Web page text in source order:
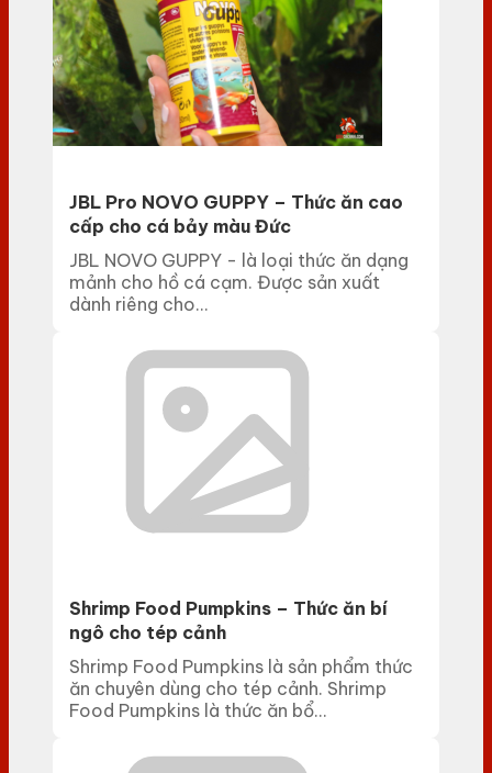
JBL Pro NOVO GUPPY – Thức ăn cao
cấp cho cá bảy màu Đức
JBL NOVO GUPPY - là loại thức ăn dạng
mảnh cho hồ cá cạm. Được sản xuất
dành riêng cho...
Shrimp Food Pumpkins – Thức ăn bí
ngô cho tép cảnh
Shrimp Food Pumpkins là sản phẩm thức
ăn chuyên dùng cho tép cảnh. Shrimp
Food Pumpkins là thức ăn bổ...